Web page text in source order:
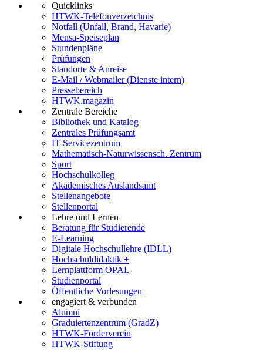
Quicklinks
HTWK-Telefonverzeichnis
Notfall (Unfall, Brand, Havarie)
Mensa-Speiseplan
Stundenpläne
Prüfungen
Standorte & Anreise
E-Mail / Webmailer (Dienste intern)
Pressebereich
HTWK.magazin
Zentrale Bereiche
Bibliothek und Katalog
Zentrales Prüfungsamt
IT-Servicezentrum
Mathematisch-Naturwissensch. Zentrum
Sport
Hochschulkolleg
Akademisches Auslandsamt
Stellenangebote
Stellenportal
Lehre und Lernen
Beratung für Studierende
E-Learning
Digitale Hochschullehre (IDLL)
Hochschuldidaktik +
Lernplattform OPAL
Studienportal
Öffentliche Vorlesungen
engagiert & verbunden
Alumni
Graduiertenzentrum (GradZ)
HTWK-Förderverein
HTWK-Stiftung